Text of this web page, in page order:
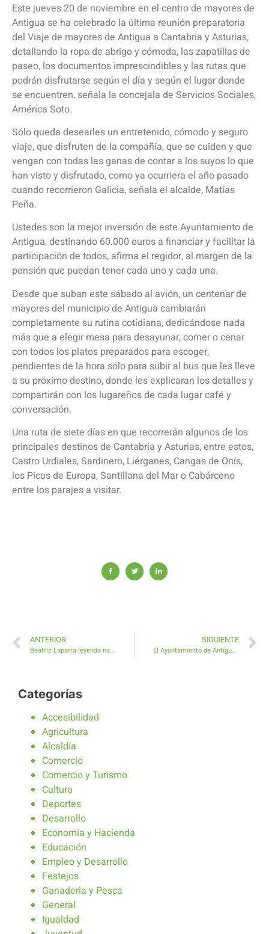
Este jueves 20 de noviembre en el centro de mayores de
Antigua se ha celebrado la última reunión preparatoria
del Viaje de mayores de Antigua a Cantabria y Asturias,
detallando la ropa de abrigo y cómoda, las zapatillas de
paseo, los documentos imprescindibles y las rutas que
podrán disfrutarse según el día y según el lugar donde
se encuentren, señala la concejala de Servicios Sociales,
América Soto.
Sólo queda desearles un entretenido, cómodo y seguro
viaje, que disfruten de la compañía, que se cuiden y que
vengan con todas las ganas de contar a los suyos lo que
han visto y disfrutado, como ya ocurriera el año pasado
cuando recorrieron Galicia, señala el alcalde, Matías
Peña.
Ustedes son la mejor inversión de este Ayuntamiento de
Antigua, destinando 60.000 euros a financiar y facilitar la
participación de todos, afirma el regidor, al margen de la
pensión que puedan tener cada uno y cada una.
Desde que suban este sábado al avión, un centenar de
mayores del municipio de Antigua cambiarán
completamente su rutina cotidiana, dedicándose nada
más que a elegir mesa para desayunar, comer o cenar
con todos los platos preparados para escoger,
pendientes de la hora sólo para subir al bus que les lleve
a su próximo destino, donde les explicaran los detalles y
compartirán con los lugareños de cada lugar café y
conversación.
Una ruta de siete días en que recorrerán algunos de los
principales destinos de Cantabria y Asturias, entre estos,
Castro Urdiales, Sardinero, Liérganes, Cangas de Onís,
los Picos de Europa, Santillana del Mar o Cabárceno
entre los parajes a visitar.
ANTERIOR
Beatriz Laparra leyenda nacional, europea e internacional de Tiro regresa al Club Morro Negro
SIGUIENTE
El Ayuntamiento de Antigua felicita el regreso de la Asociación Triquivijateando
Categorías
Accesibilidad
Agricultura
Alcaldía
Comercio
Comercio y Turismo
Cultura
Deportes
Desarrollo
Economia y Hacienda
Educación
Empleo y Desarrollo
Festejos
Ganaderia y Pesca
General
Igualdad